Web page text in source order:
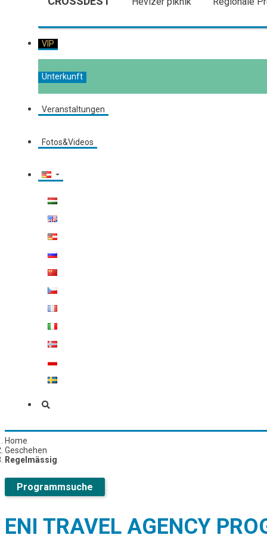
VIP
Unterkunft
Veranstaltungen
Fotos&Videos
Home
Geschehen
Regelmässig
Programmsuche
ENI TRAVEL AGENCY